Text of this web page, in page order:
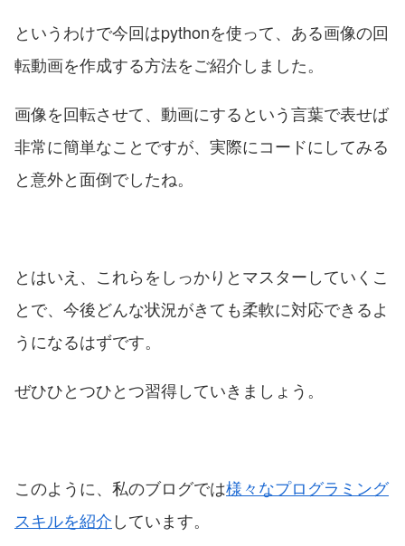
というわけで今回はpythonを使って、ある画像の回
転動画を作成する方法をご紹介しました。
画像を回転させて、動画にするという言葉で表せば
非常に簡単なことですが、実際にコードにしてみる
と意外と面倒でしたね。
とはいえ、これらをしっかりとマスターしていくこ
とで、今後どんな状況がきても柔軟に対応できるよ
うになるはずです。
ぜひひとつひとつ習得していきましょう。
このように、私のブログでは様々なプログラミング
スキルを紹介しています。